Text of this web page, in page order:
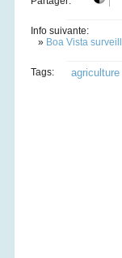
Info suivante:
» Boa Vista
Tags: agriculture